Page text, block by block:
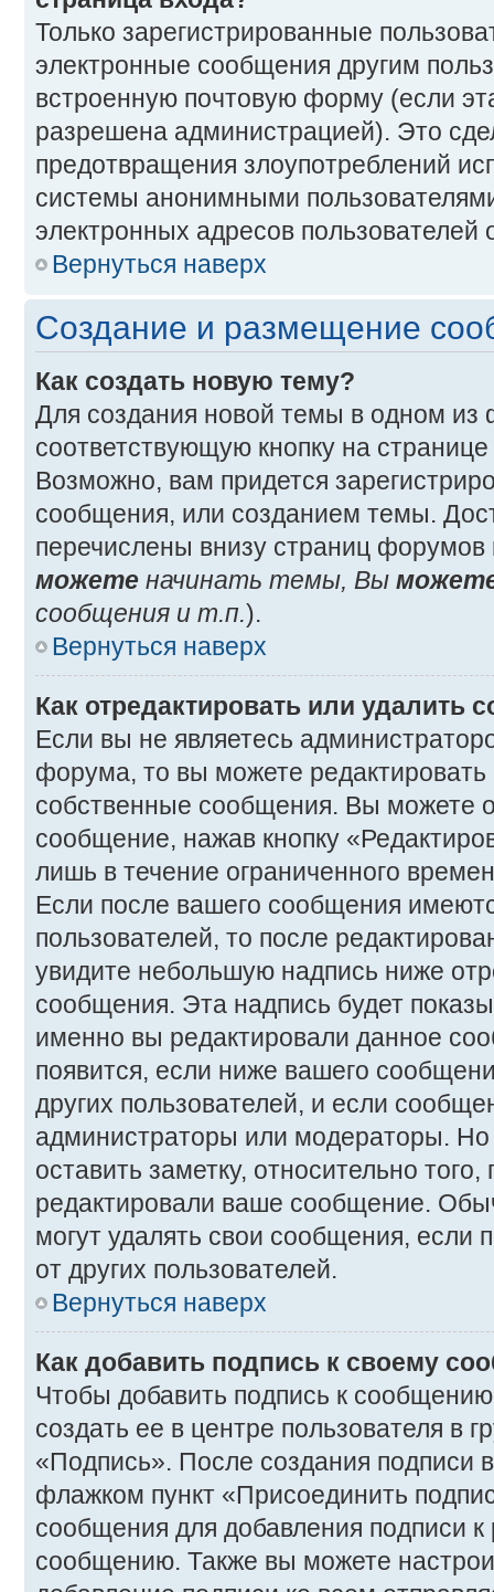
Только зарегистрированные
электронные сообщения другим
встроенную почтовую форму (если
разрешена администрацией). Это
предотвращения злоупотреблений
системы анонимными
электронных адресов пользователей
Вернуться наверх
Создание и размещение
Как создать новую тему?
Для создания новой темы в одном из
соответствующую кнопку на
Возможно, вам придется
сообщения, или созданием темы.
перечислены внизу страниц
можете начинать темы, Вы
сообщения и т.п.).
Вернуться наверх
Как отредактировать или удалить
Если вы не являетесь
форума, то вы можете редактировать
собственные сообщения. Вы можете
сообщение, нажав кнопку
лишь в течение ограниченного
Если после вашего сообщения
пользователей, то после
увидите небольшую надпись ниже
сообщения. Эта надпись будет
именно вы редактировали данное
появится, если ниже вашего
других пользователей, и если
администраторы или модераторы. Но
оставить заметку, относительно
редактировали ваше сообщение.
могут удалять свои сообщения, если
от других пользователей.
Вернуться наверх
Как добавить подпись к своему
Чтобы добавить подпись к
создать ее в центре пользователя в
«Подпись». После создания подписи
флажком пункт «Присоединить
сообщения для добавления подписи
сообщению. Также вы можете